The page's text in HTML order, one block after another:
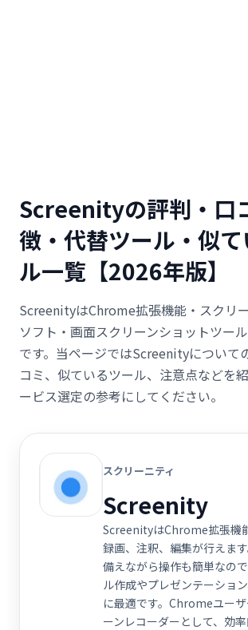
Screenityの評判・口
徴・代替ツール・似て
ル一覧【2026年版】
ScreenityはChrome拡張機能・スクリ
ソフト・画面スクリーンショットツー
です。当ページではScreenityについて
コミ、似ているツール、注意点などを
ービス選定の参考にしてください。
スクリーニティ
Screenity
ScreenityはChrome拡張機
録画、注釈、編集が行えま
備えながら操作も簡単なの
ル作成やプレゼンテーショ
に最適です。Chromeユー
ーンレコーダーとして、効